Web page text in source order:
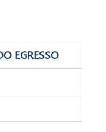
EGRESSO